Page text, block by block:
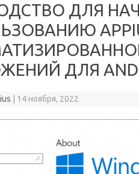
ДЛЯ
ДЛЯ
14 ноября, 2022